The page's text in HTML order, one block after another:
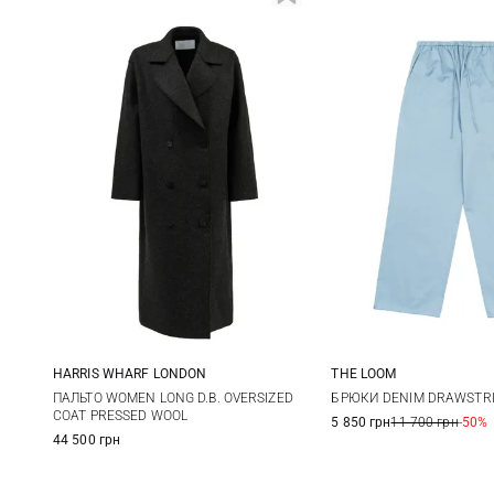
38 40 42 44
HARRIS WHARF LONDON
ПАЛЬТО WOMEN LONG D.B. OVERSIZED
COAT PRESSED WOOL
44 500 грн
S M
THE LOOM
БРЮКИ DENIM
5 850 грн11 700 грн-50%